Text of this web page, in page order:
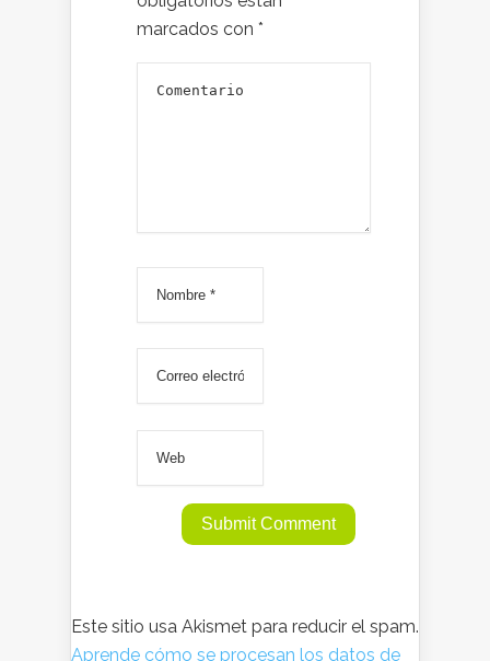
marcados con *
Este sitio usa Akismet para reducir el spam.
Aprende cómo se procesan los datos de